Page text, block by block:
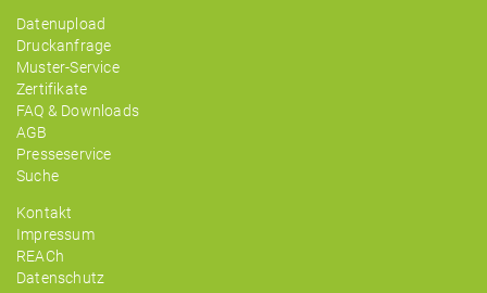
Datenupload
Druckanfrage
Muster-Service
Zertifikate
FAQ & Downloads
AGB
Presseservice
Suche
Kontakt
Impressum
REACh
Datenschutz